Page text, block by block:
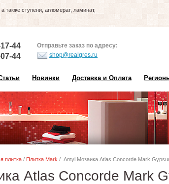
также ступени, агломерат, ламинат,
44
44
Отправьте заказ по адресу:
shop@realgres.ru
Новинки Доставка и Оплата
плитка / Плитка Mark / Amyl Мозаика Atlas Concorde Mark
Atlas Concorde Mark